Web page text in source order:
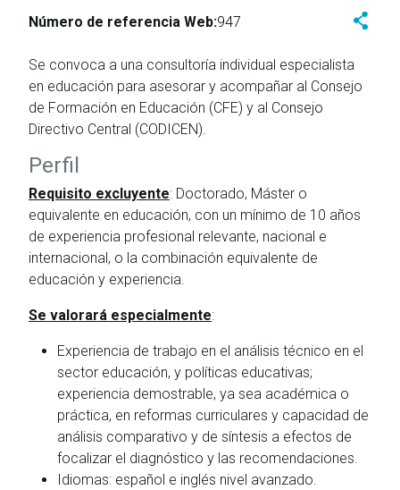
Número de referencia Web:947
Se convoca a una consultoría individual especialista
en educación para asesorar y acompañar al Consejo
de Formación en Educación (CFE) y al Consejo
Directivo Central (CODICEN).
Perfil
Requisito excluyente: Doctorado, Máster o
equivalente en educación, con un mínimo de 10 años
de experiencia profesional relevante, nacional e
internacional, o la combinación equivalente de
educación y experiencia.
Se valorará especialmente:
Experiencia de trabajo en el análisis técnico en el
sector educación, y políticas educativas;
experiencia demostrable, ya sea académica o
práctica, en reformas curriculares y capacidad de
análisis comparativo y de síntesis a efectos de
focalizar el diagnóstico y las recomendaciones.
Idiomas: español e inglés nivel avanzado.